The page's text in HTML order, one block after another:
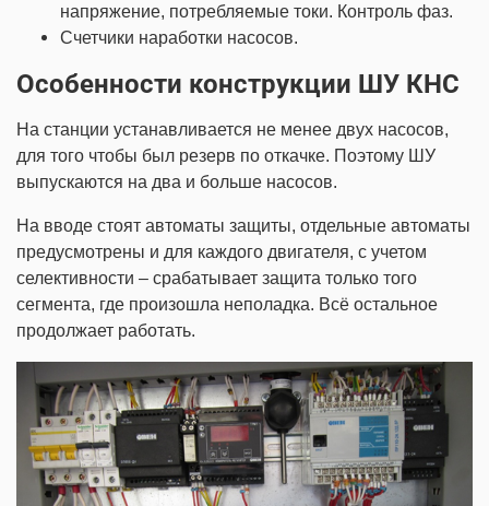
напряжение, потребляемые токи. Контроль фаз.
Счетчики наработки насосов.
Особенности конструкции ШУ КНС
На станции устанавливается не менее двух насосов,
для того чтобы был резерв по откачке. Поэтому ШУ
выпускаются на два и больше насосов.
На вводе стоят автоматы защиты, отдельные автоматы
предусмотрены и для каждого двигателя, с учетом
селективности – срабатывает защита только того
сегмента, где произошла неполадка. Всё остальное
продолжает работать.